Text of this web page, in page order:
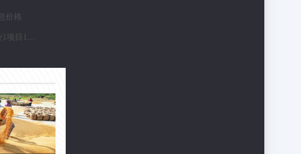
价格
第十一届“中华慈善奖”揭晓 贵州2企业1项目1人获奖